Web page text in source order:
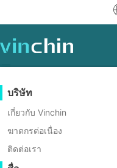
การปกป้องข้อมูล
Backup & Recovery
การสำเนาแบบเรียลไทม์
การปกป้องข้อมูลอย่างต่อเนื่อง
เวอร์ชวล
VMware
Hyper-V
Proxmox
แหล่งข้อมูลสนับสนุน
ฐานข้อมูลความรู้
วิดีโอสอนใช้งาน
ศูนย์ช่วยเหลือ
การซื้อสินค้า
เรียนรู้วิธีการซื้อ
นโยบายการออกใบอนุญาต
คำถามที่พบบ่อย
เป็นพาร์ทเนอร์
โปรแกรมพันธมิตร
เป็นพาร์ทเนอร์
ค้นหาพาร์ทเนอร์
บริษัท
เกี่ยวกับ Vinchin
ฆาตกรต่อเนื่อง
ติดต่อเรา